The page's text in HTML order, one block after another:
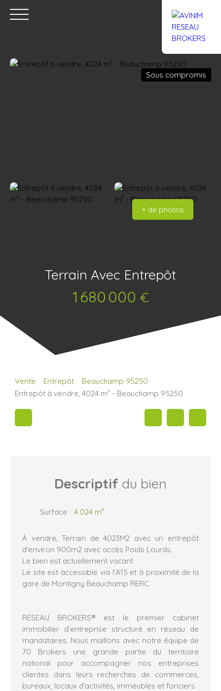
Sous compromis
+ de photos
Terrain Avec Entrepôt
1 680 000 €
Vente Entrepôt
Beauchamp 95250
Entrepôt à vendre, 4024 m² - Beauchamp 95250
Descriptif du bien
Surface : 4 024 m²
À vendre, Terrain de 4023M2 avec un entrepôt
d'environ 900m2 avec accès Poids Lourds.
Le bien est actuellement vacant
Le site est accessible via l'A15 et à proximité de la
gare de Montigny Beauchamp RERC
RESEAU BROKERS® est le premier cabinet
immobilier d’entreprise structuré en réseau de
mandataires. Nous maillons avec notre équipe de
70 Brokers une grande partie du territoire
national pour accompagner nos entreprises
clientes dans leurs recherches de commerces,
bureaux, locaux d’activités, immeubles et fonciers.